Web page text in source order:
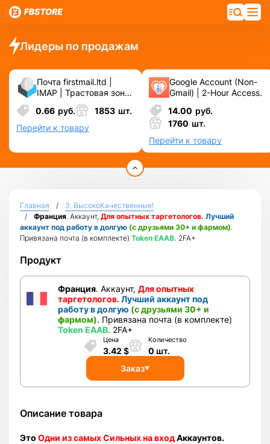
Лидеры по продажам
Почта firstmail.ltd |
IMAP | Трастовая зона
.COM ❗️ Новые, Чистые
❗️ С реальными
логинами | ☑️
Специально для ФБ/
0.66 руб. 1853 шт.
Перейти к товару
Google Account (Non-
Gmail) | 2-Hour Access.
14.00 руб.
1760 шт.
Перейти к товару
Главная
3. ВысокоКачественные!
Франция. Аккаунт, Для опытных таргетологов. Лучший
аккаунт под работу в долгую (с друзьями 30+ и фармом).
Привязана почта (в комплекте) Token EAAB. 2FA+
Продукт
Франция. Аккаунт, Для опытных
таргетологов.Лучший аккаунт под
работу в долгую (с друзьями 30+ и
фармом). Привязана почта (в комплекте)
Token EAAB. 2FA+
Цена
3.42 $
Количество
0 шт.
Заказ
Описание товара
Это Одни из самых Cильных на входАккаунтов.